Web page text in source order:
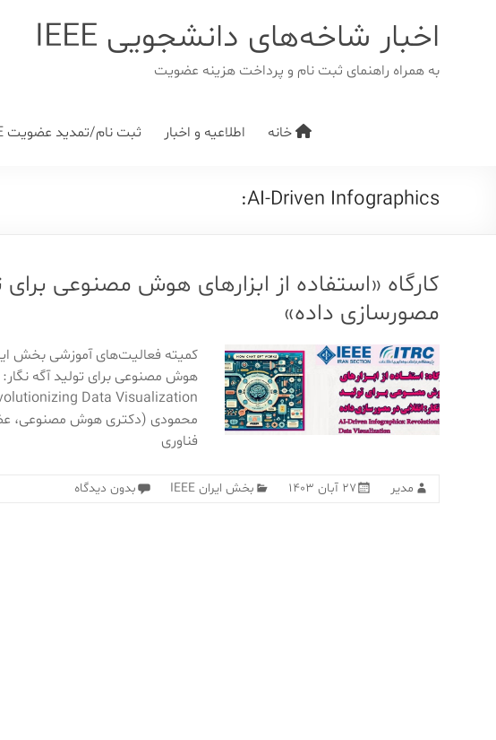
اخبار شاخه‌های دانشجویی IEEE
به همراه راهنمای ثبت نام و پرداخت هزینه عضویت
خانه اطلاعیه و اخبار ثبت نام/تمدید عضویت IEEE
AI-Driven Infographics:
کارگاه «استفاده از ابزارهای هوش مصنوعی برای
مصورسازی داده»
محمودی (دکتری هوش مصنوعی،
فناوری
مدیر ۲۷ آبان ۱۴۰۳ بخش ایران IEEE بدون دیدگاه